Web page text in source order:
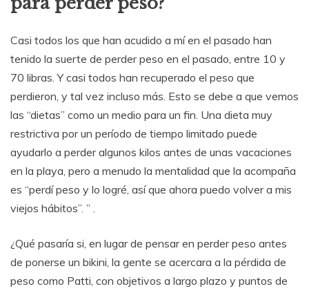
Casi todos los que han acudido a mí en el pasado han
tenido la suerte de perder peso en el pasado, entre 10 y
70 libras. Y casi todos han recuperado el peso que
perdieron, y tal vez incluso más. Esto se debe a que vemos
las “dietas” como un medio para un fin. Una dieta muy
restrictiva por un período de tiempo limitado puede
ayudarlo a perder algunos kilos antes de unas vacaciones
en la playa, pero a menudo la mentalidad que la acompaña
es “perdí peso y lo logré, así que ahora puedo volver a mis
viejos hábitos”. ” .
¿Qué pasaría si, en lugar de pensar en perder peso antes
de ponerse un bikini, la gente se acercara a la pérdida de
peso como Patti, con objetivos a largo plazo y puntos de